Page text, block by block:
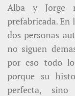
Alba y Jorge
prefabricada. En
dos personas
no siguen
por eso todo
porque su
perfecta,